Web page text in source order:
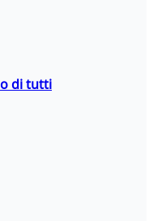
di tutti